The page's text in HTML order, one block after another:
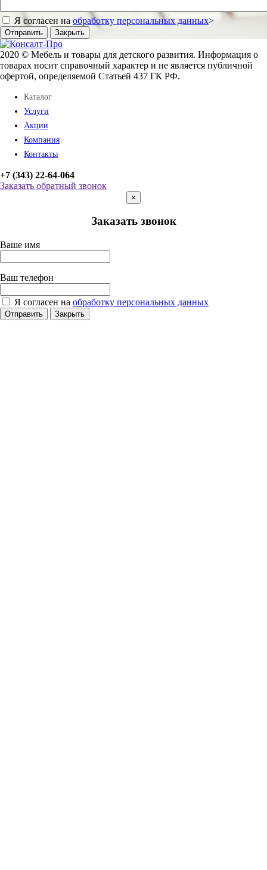
Я согласен на обработку персональных данных>
Отправить Закрыть
2020 © Мебель и товары для детского развития. Информация о
товарах носит справочный характер и не является публичной
офертой, определяемой Статьей 437 ГК РФ.
Каталог
Услуги
Акции
Компания
Контакты
+7 (343) 22-64-064
Заказать обратный звонок
×
Заказать звонок
Ваше имя
Ваш телефон
Я согласен на обработку персональных данных
Отправить Закрыть